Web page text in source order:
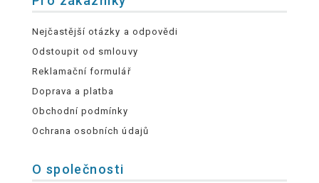
Nejčastější otázky a odpovědi
Odstoupit od smlouvy
Reklamační formulář
Doprava a platba
Obchodní podmínky
Ochrana osobních údajů
O společnosti